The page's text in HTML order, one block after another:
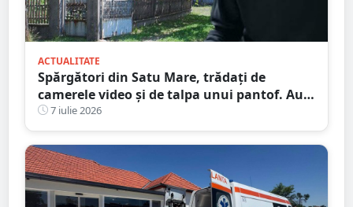
ACTUALITATE
Spărgători din Satu Mare, trădați de
camerele video și de talpa unui pantof. Au
jefuit trei imobile într-o singură noapte
7 iulie 2026